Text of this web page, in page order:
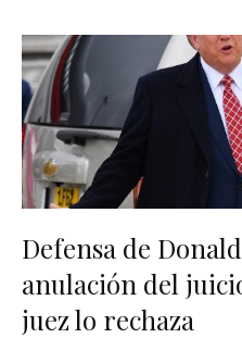
Defensa de
anulación del
juez lo rechaza